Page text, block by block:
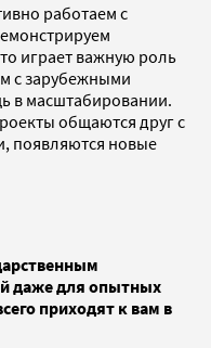
работаем с
играет важную роль
с зарубежными
в масштабировании.
общаются друг с
появляются новые
даже для опытных
приходят к вам в